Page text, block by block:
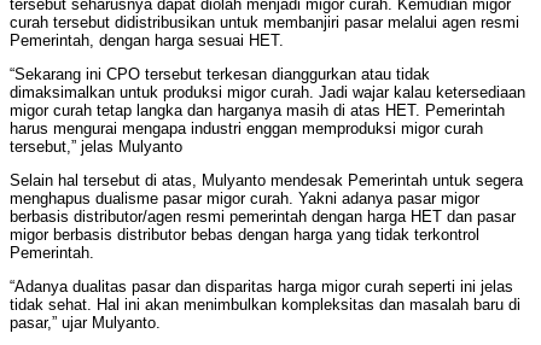
tersebut seharusnya dapat diolah menjadi migor curah. Kemudian migor
curah tersebut didistribusikan untuk membanjiri pasar melalui agen resmi
Pemerintah, dengan harga sesuai HET.
“Sekarang ini CPO tersebut terkesan dianggurkan atau tidak
dimaksimalkan untuk produksi migor curah. Jadi wajar kalau ketersediaan
migor curah tetap langka dan harganya masih di atas HET. Pemerintah
harus mengurai mengapa industri enggan memproduksi migor curah
tersebut,” jelas Mulyanto
Selain hal tersebut di atas, Mulyanto mendesak Pemerintah untuk segera
menghapus dualisme pasar migor curah. Yakni adanya pasar migor
berbasis distributor/agen resmi pemerintah dengan harga HET dan pasar
migor berbasis distributor bebas dengan harga yang tidak terkontrol
Pemerintah.
“Adanya dualitas pasar dan disparitas harga migor curah seperti ini jelas
tidak sehat. Hal ini akan menimbulkan kompleksitas dan masalah baru di
pasar,” ujar Mulyanto.